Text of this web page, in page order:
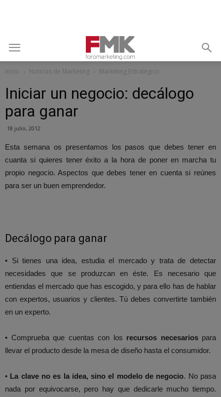
Inicio Noticias de Marketing Marketing Estratégico
Iniciar un negocio: decálogo
para ganar
18 julio, 2012
Esta semana os presentamos los pasos que debes tener en
cuanta si quieres tener éxito a la hora de poner en marcha tu
propio negocio. Aspectos que debes tener en cuenta si reúnes
para ser un buen emprendedor.
Decálogo para ganar
• Si tienes una idea, estudia el mercado y trata de detectar
necesidades que se produzcan en éste. Es necesario que
entiendas el mercado que has escogido, y para ello has de hablar
con expertos, usuarios y clientes. Tú debes convertirte también
en un experto.
• Comprueba que cuentas con los recursos necesariospara
llevar el producto desde la mesa de diseño hasta el consumidor.
• La clave no es la idea, sino el modelo de negocio. No pasa
nada por equivocarse, pero hay que dedicarle mucho tiempo.